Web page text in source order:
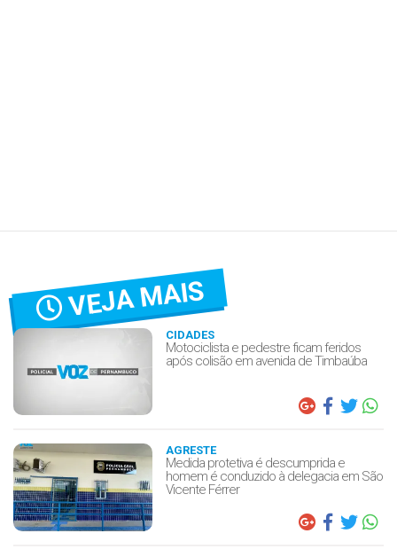
VEJA MAIS
CIDADES
Motociclista e pedestre ficam feridos
após colisão em avenida de Timbaúba
AGRESTE
Medida protetiva é descumprida e
homem é conduzido à delegacia em São
Vicente Férrer